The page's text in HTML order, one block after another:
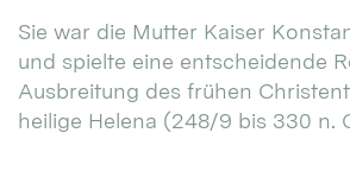
Sie war die Mutter Kaiser
und spielte eine entscheidende
Ausbreitung des frühen
heilige Helena (248/9 bis 330 n.